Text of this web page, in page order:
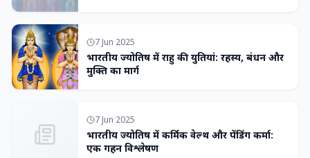
7 Jun 2025
भारतीय ज्योतिष में राहु की युतियां: रहस्य, बंधन और
मुक्ति का मार्ग
7 Jun 2025
भारतीय ज्योतिष में कर्मिक वेल्थ और पेंडिंग कर्मा:
एक गहन विश्लेषण